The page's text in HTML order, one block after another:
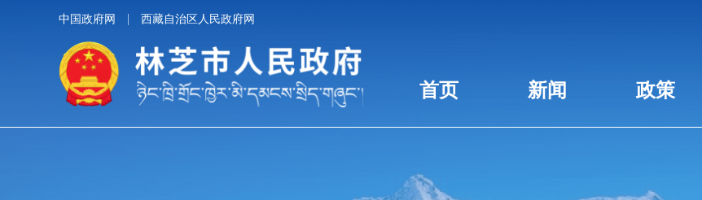
中国政府网 西藏自治区人民政府网
首页 新闻 政策